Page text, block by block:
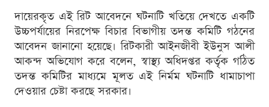
দায়েরকৃত এই রিট আবেদনে ঘটনাটি খতিয়ে দেখতে একটি
উচ্চপর্যায়ের নিরপেক্ষ বিচার বিভাগীয় তদন্ত কমিটি গঠনের
আবেদন জানানো হয়েছে। রিটকারী আইনজীবী ইউনুস আলী
আকন্দ অভিযোগ করে বলেন, স্বাস্থ্য অধিদপ্তর কর্তৃক গঠিত
তদন্ত কমিটির মাধ্যমে মূলত এই নির্মম ঘটনাটি ধামাচাপা
দেওয়ার চেষ্টা করছে সরকার।